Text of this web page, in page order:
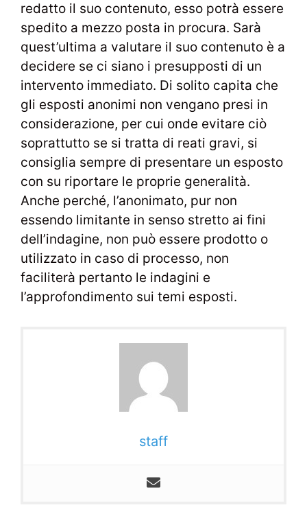
redatto il suo contenuto, esso potrà essere
spedito a mezzo posta in procura. Sarà
quest’ultima a valutare il suo contenuto è a
decidere se ci siano i presupposti di un
intervento immediato. Di solito capita che
gli esposti anonimi non vengano presi in
considerazione, per cui onde evitare ciò
soprattutto se si tratta di reati gravi, si
consiglia sempre di presentare un esposto
con su riportare le proprie generalità.
Anche perché, l’anonimato, pur non
essendo limitante in senso stretto ai fini
dell’indagine, non può essere prodotto o
utilizzato in caso di processo, non
faciliterà pertanto le indagini e
l’approfondimento sui temi esposti.
staff